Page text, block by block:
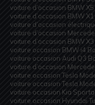
voiture d’occasion BMW
voiture d’occasion BMW
voiture d’occasion
voiture d’occasion
voiture d’occasion BMW
voiture occasion BMW i4
voiture occasion Audi Q3
voiture d’occasion
voiture occasion Tesla
voiture occasion Tesla
voiture occasion Kia
voiture occasion Hyundai